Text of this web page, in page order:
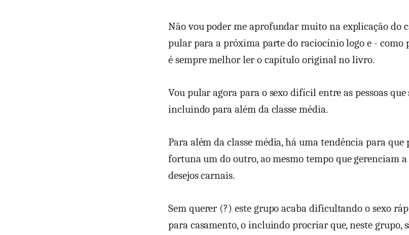
Não vou poder me aprofundar muito na explicação do
pular para a próxima parte do raciocínio logo e - como
é sempre melhor ler o capítulo original no livro.
Vou pular agora para o sexo difícil entre as pessoas que
incluindo para além da classe média.
Para além da classe média, há uma tendência para
fortuna um do outro, ao mesmo tempo que gerenciam a
desejos carnais.
Sem querer (?) este grupo acaba dificultando o sexo
para casamento, o incluindo procriar que, neste grupo,